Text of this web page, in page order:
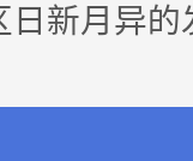
日新月异